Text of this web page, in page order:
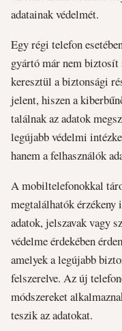
adatainak védelmét.
Egy régi telefon
gyártó már nem
keresztül a biztonsági
jelent, hiszen a
találnak az adatok
legújabb védelmi
hanem a felhasználók
A mobiltelefonokkal
megtalálhatók
adatok, jelszavak vagy
védelme érdekében
amelyek a legújabb
felszerelve. Az új
módszereket
teszik az adatokat.